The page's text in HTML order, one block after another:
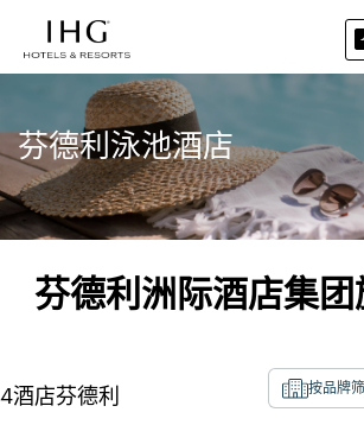
芬德利泳池酒店
芬德利洲际酒店集团
4酒店芬德利 按品牌